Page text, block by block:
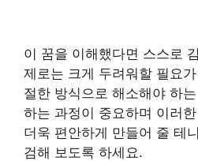
이 꿈을 이해했다면 스스로
제로는 크게 두려워할 필요
절한 방식으로 해소해야 하
하는 과정이 중요하며 이러
더욱 편안하게 만들어 줄 테
검해 보도록 하세요.